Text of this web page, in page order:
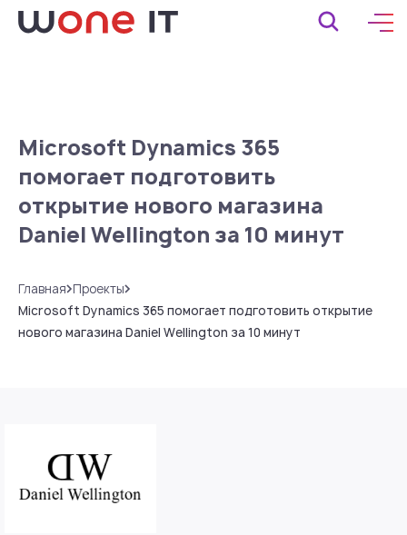
Microsoft Dynamics 365
помогает подготовить
открытие нового магазина
Daniel Wellington за 10 минут
Главная Проекты
Microsoft Dynamics 365 помогает подготовить открытие
нового магазина Daniel Wellington за 10 минут